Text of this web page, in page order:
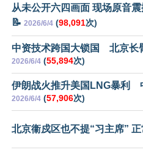
从未公开六四画面 现场原音震
📝 2026/6/4 (98,091次)
中资技术跨国大锁国 北京长
2026/6/4 (55,894次)
伊朗战火推升美国LNG暴利
2026/6/4 (57,906次)
北京衞戍区也不提“习主席” 正